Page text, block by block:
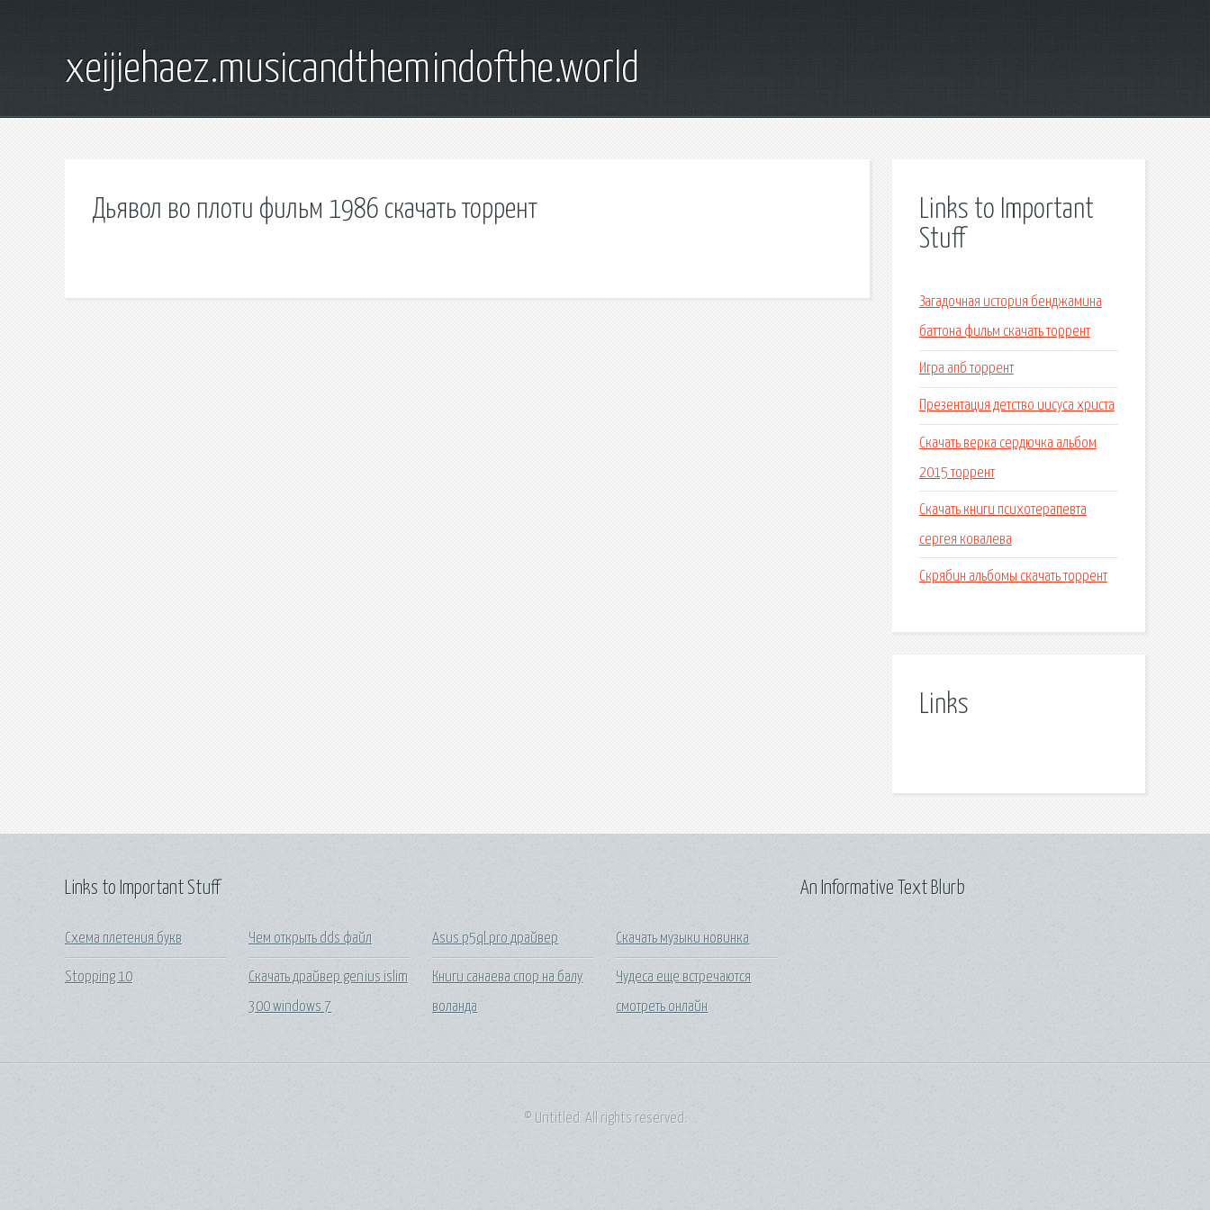
xeijiehaez.musicandthemindofthe.world
Дьявол во плоти фильм 1986 скачать торрент
Links to Important
Stuff
Загадочная история бенджамина
баттона фильм скачать торрент
Игра апб торрент
Презентация детство иисуса христа
Скачать верка сердючка альбом
2015 торрент
Скачать книги психотерапевта
сергея ковалева
Скрябин альбомы скачать торрент
Links
Links to Important Stuff
Схема плетения букв
Stopping 10
Чем открыть dds файл
Скачать драйвер genius islim
300 windows 7
Asus p5ql pro драйвер
Книги санаева спор на балу
воланда
Скачать музыки новинка
Чудеса еще встречаются
смотреть онлайн
An Informative Text Blurb
© Untitled. All rights reserved.